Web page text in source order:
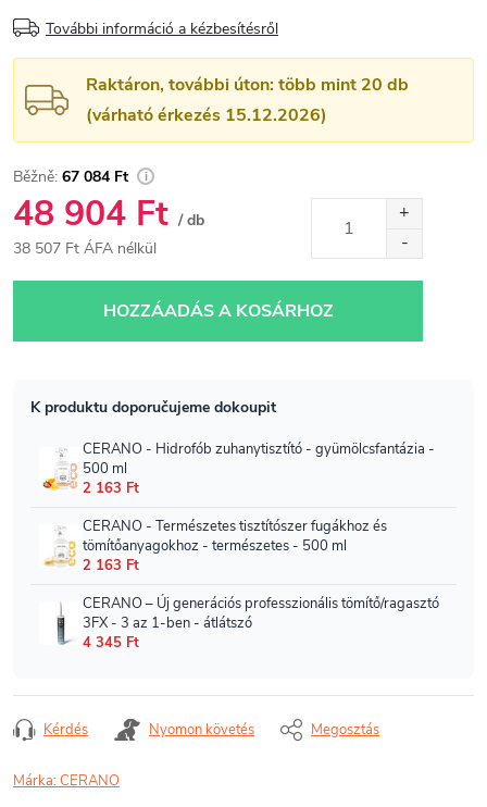
További információ a kézbesítésről
Raktáron, további úton: több mint 20 db
(várható érkezés 15.12.2026)
67 084 Ft
48 904 Ft / db
38 507 Ft ÁFA nélkül
HOZZÁADÁS A KOSÁRHOZ
Kérdés Nyomon követés Megosztás
Márka:CERANO